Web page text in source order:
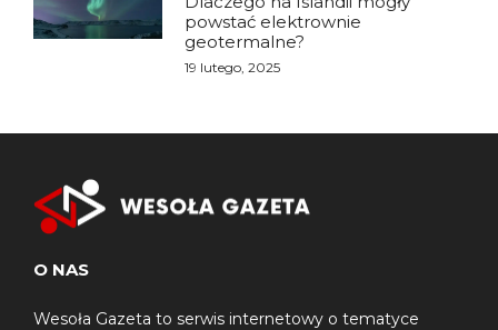
powstać elektrownie
geotermalne?
19 lutego, 2025
O NAS
Wesoła Gazeta to serwis internetowy o tematyce